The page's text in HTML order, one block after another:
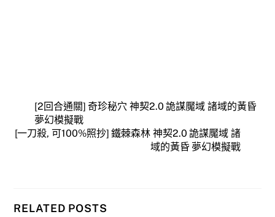
[2回合通關] 奇珍秘穴 神契2.0 詭謀魘域 諸域的黃昏
夢幻模擬戰
[一刀殺, 可100%照抄] 鐵棘森林 神契2.0 詭謀魘域 諸
域的黃昏 夢幻模擬戰
RELATED POSTS